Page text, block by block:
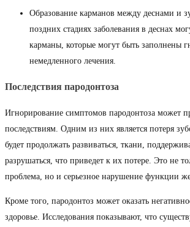
Образование карманов между деснами и
поздних стадиях заболевания в деснах
карманы, которые могут быть заполнены
немедленного лечения.
Последствия пародонтоза
Игнорирование симптомов пародонтоза может
последствиям. Одним из них является потеря
будет продолжать развиваться, ткани,
разрушаться, что приведет к их потере. Это не
проблема, но и серьезное нарушение функции
Кроме того, пародонтоз может оказать
здоровье. Исследования показывают, что